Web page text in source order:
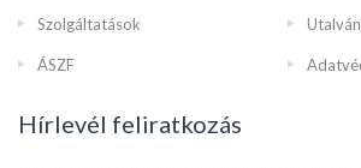
Szolgáltatások
ÁSZF
Hírlevél feliratkozás